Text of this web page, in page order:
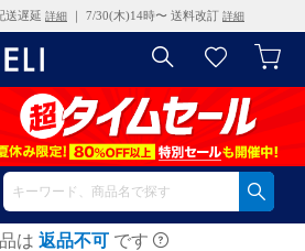
送遅延 詳細 ｜ 7/30(木)14時〜 送料改訂 詳細
は 返品不可 です